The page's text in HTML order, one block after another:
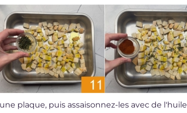
plaque, puis assaisonnez-les avec de l'huile